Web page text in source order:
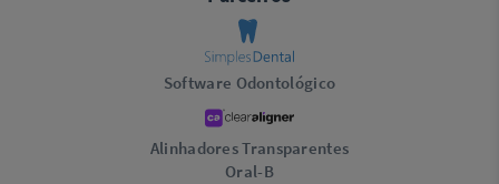
Software Odontológico
Alinhadores Transparentes
Oral-B